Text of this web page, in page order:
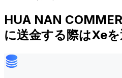
HUA NAN
に送金する際はXe